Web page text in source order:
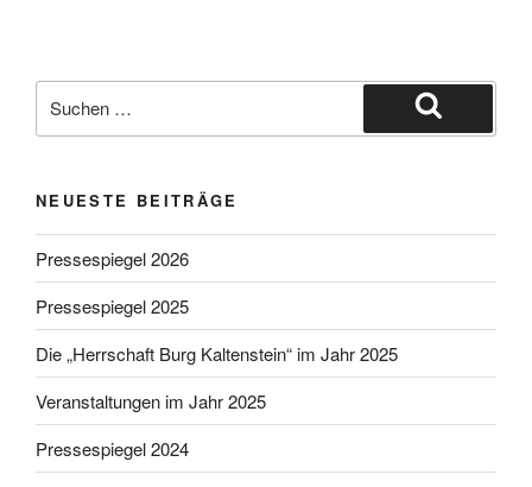
nach:
Suchen
NEUESTE BEITRÄGE
Pressespiegel 2026
Pressespiegel 2025
Die „Herrschaft Burg Kaltenstein“ im Jahr 2025
Veranstaltungen im Jahr 2025
Pressespiegel 2024